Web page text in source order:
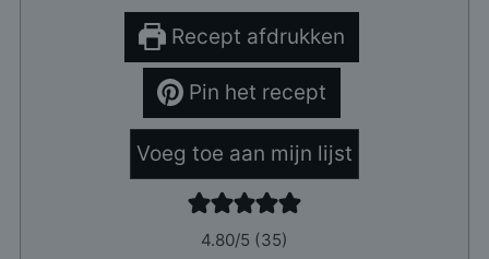
Recept afdrukken
Pin het recept
Voeg toe aan mijn lijst
4.80/5 (35)